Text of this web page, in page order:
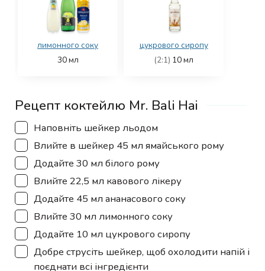
лимонного соку
30мл
цукрового сиропу
(2:1) 10мл
Рецепт коктейлю Mr. Bali Hai
▢
Наповніть шейкер льодом
▢
Влийте в шейкер 45 мл ямайського рому
▢
Додайте 30 мл білого рому
▢
Влийте 22,5 мл кавового лікеру
▢
Додайте 45 мл ананасового соку
▢
Влийте 30 мл лимонного соку
▢
Додайте 10 мл цукрового сиропу
▢
Добре струсіть шейкер, щоб охолодити напій і
поєднати всі інгредієнти